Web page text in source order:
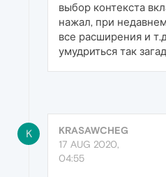
выбор контекста
нажал, при
все расширения и
умудриться так
K
KRASAWCHEG
17 AUG 2020,
04:55